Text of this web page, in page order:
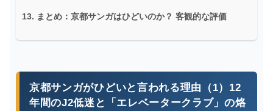
まとめ：京都サンガはひどいのか？ 客観的な評価
京都サンガがひどいと言われる理由（1）12
年間のJ2低迷と「エレベータークラブ」の烙